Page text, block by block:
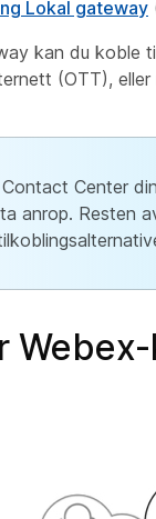
Lokal gateway
kan du koble
(OTT),
Center
anrop. Resten